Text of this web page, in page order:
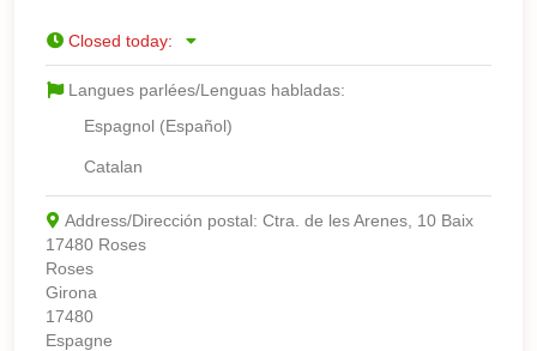
Closed today:
Langues parlées/Lenguas habladas:
Espagnol (Español)
Catalan
Address/Dirección postal: Ctra. de les Arenes, 10 Baix
17480 Roses
Roses
Girona
17480
Espagne